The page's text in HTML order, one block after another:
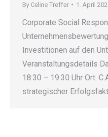
By Celine Treffer 1. April
Corporate Social
Investitionen auf den
Veranstaltungsdetails
18:30 – 19:30 Uhr Ort:
strategischer